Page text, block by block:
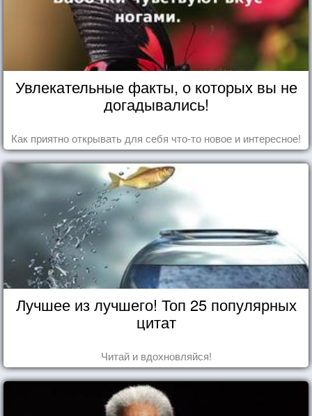
Увлекательные факты, о которых вы не
догадывались!
Как приятно открывать для себя что-то новое и интересное!
Лучшее из лучшего! Топ 25 популярных
цитат
Читай и вдохновляйся!